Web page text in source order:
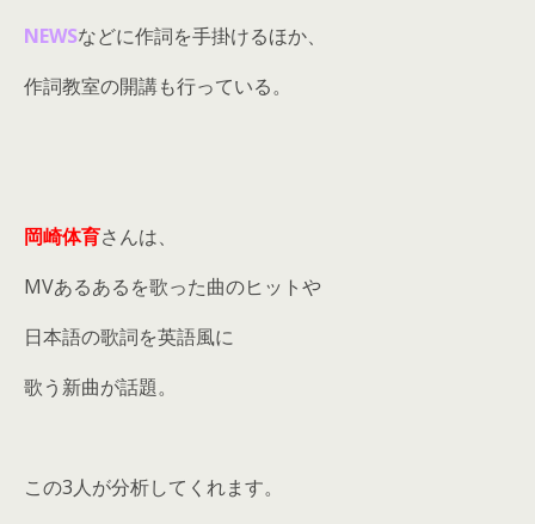
NEWSなどに作詞を手掛けるほか、
作詞教室の開講も行っている。
岡崎体育さんは、
MVあるあるを歌った曲のヒットや
日本語の歌詞を英語風に
歌う新曲が話題。
この3人が分析してくれます。